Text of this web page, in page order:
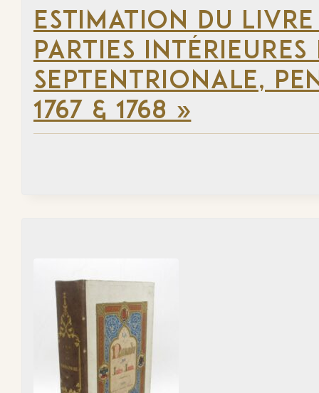
ESTIMATION DU
PARTIES
SEPTENTRIONALE,
1767 & 1768 »